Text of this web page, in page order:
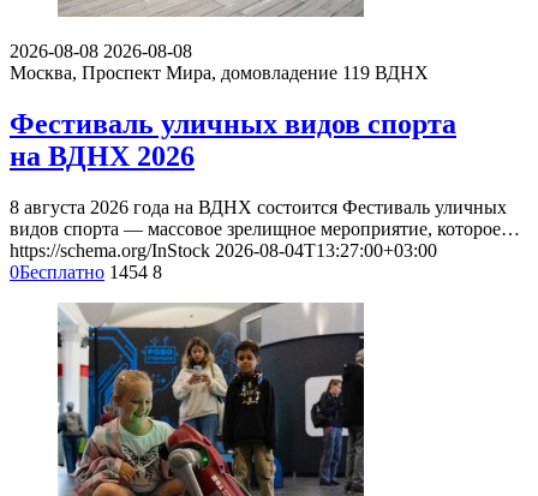
2026-08-08 2026-08-08
Москва, Проспект Мира, домовладение 119 ВДНХ
Фестиваль уличных видов спорта
на ВДНХ 2026
8 августа 2026 года на ВДНХ состоится Фестиваль уличных
видов спорта — массовое зрелищное мероприятие, которое…
https://schema.org/InStock 2026-08-04T13:27:00+03:00
0Бесплатно 1454 8